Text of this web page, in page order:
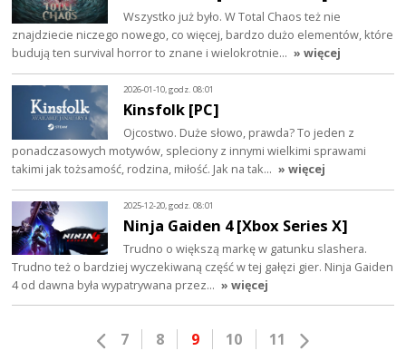
Wszystko już było. W Total Chaos też nie
znajdziecie niczego nowego, co więcej, bardzo dużo elementów, które
budują ten survival horror to znane i wielokrotnie… » więcej
2026-01-10, godz. 08:01
Kinsfolk [PC]
Ojcostwo. Duże słowo, prawda? To jeden z
ponadczasowych motywów, spleciony z innymi wielkimi sprawami
takimi jak tożsamość, rodzina, miłość. Jak na tak… » więcej
2025-12-20, godz. 08:01
Ninja Gaiden 4 [Xbox Series X]
Trudno o większą markę w gatunku slashera.
Trudno też o bardziej wyczekiwaną część w tej gałęzi gier. Ninja Gaiden
4 od dawna była wypatrywana przez… » więcej
7 8 9 10 11